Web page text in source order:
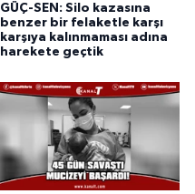
GÜÇ-SEN: Silo kazasına
benzer bir felaketle karşı
karşıya kalınmaması adına
harekete geçtik